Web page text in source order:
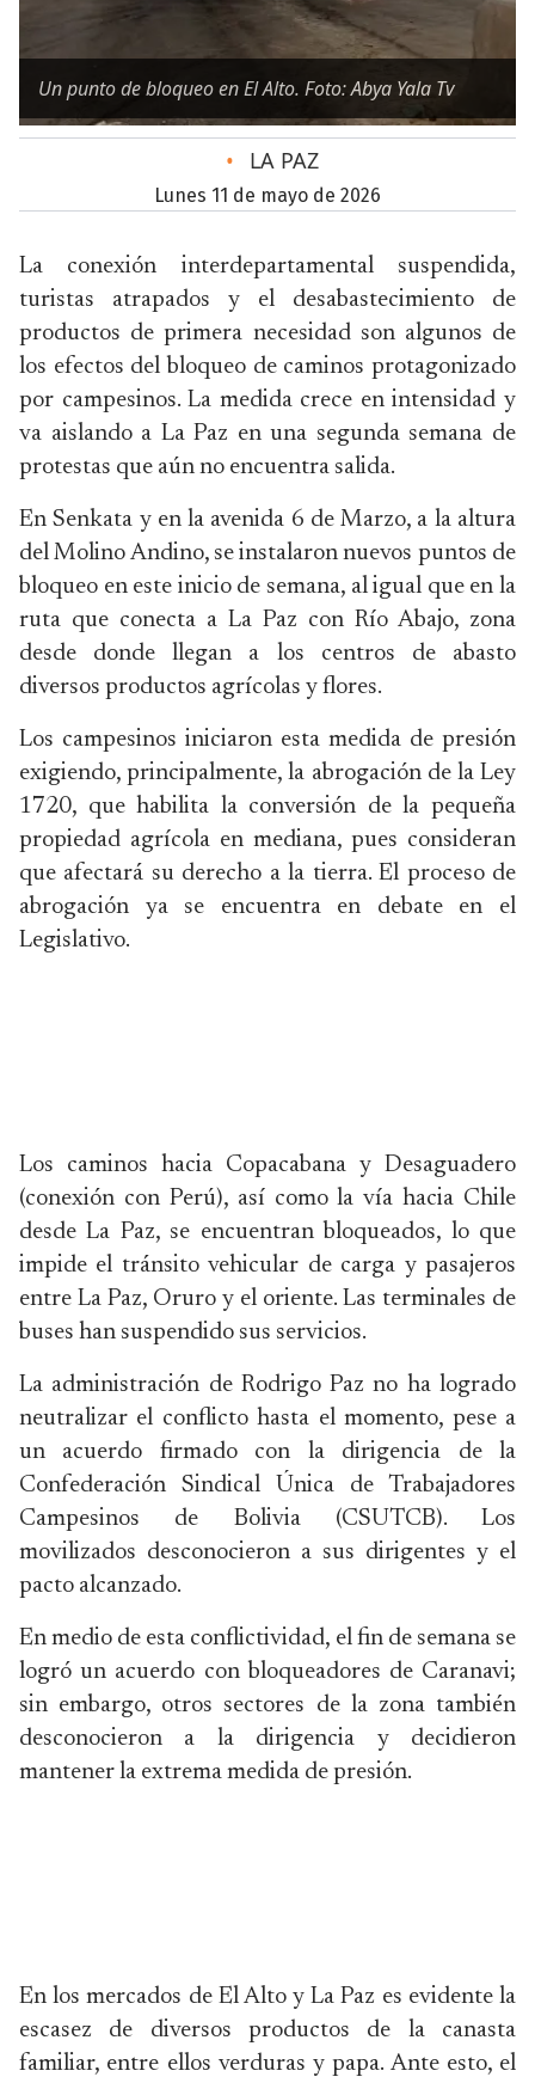
Un punto de bloqueo en El Alto. Foto: Abya Yala Tv
• LA PAZ
lunes 11 de mayo de 2026
La conexión interdepartamental suspendida,
turistas atrapados y el desabastecimiento de
productos de primera necesidad son algunos de
los efectos del bloqueo de caminos protagonizado
por campesinos. La medida crece en intensidad y
va aislando a La Paz en una segunda semana de
protestas que aún no encuentra salida.
En Senkata y en la avenida 6 de Marzo, a la altura
del Molino Andino, se instalaron nuevos puntos de
bloqueo en este inicio de semana, al igual que en la
ruta que conecta a La Paz con Río Abajo, zona
desde donde llegan a los centros de abasto
diversos productos agrícolas y flores.
Los campesinos iniciaron esta medida de presión
exigiendo, principalmente, la abrogación de la Ley
1720, que habilita la conversión de la pequeña
propiedad agrícola en mediana, pues consideran
que afectará su derecho a la tierra. El proceso de
abrogación ya se encuentra en debate en el
Legislativo.
Los caminos hacia Copacabana y Desaguadero
(conexión con Perú), así como la vía hacia Chile
desde La Paz, se encuentran bloqueados, lo que
impide el tránsito vehicular de carga y pasajeros
entre La Paz, Oruro y el oriente. Las terminales de
buses han suspendido sus servicios.
La administración de Rodrigo Paz no ha logrado
neutralizar el conflicto hasta el momento, pese a
un acuerdo firmado con la dirigencia de la
Confederación Sindical Única de Trabajadores
Campesinos de Bolivia (CSUTCB). Los
movilizados desconocieron a sus dirigentes y el
pacto alcanzado.
En medio de esta conflictividad, el fin de semana se
logró un acuerdo con bloqueadores de Caranavi;
sin embargo, otros sectores de la zona también
desconocieron a la dirigencia y decidieron
mantener la extrema medida de presión.
En los mercados de El Alto y La Paz es evidente la
escasez de diversos productos de la canasta
familiar, entre ellos verduras y papa. Ante esto, el